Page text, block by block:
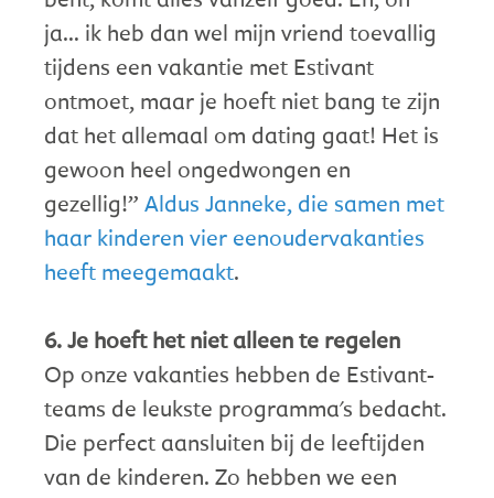
ja… ik heb dan wel mijn vriend toevallig
tijdens een vakantie met Estivant
ontmoet, maar je hoeft niet bang te zijn
dat het allemaal om dating gaat! Het is
gewoon heel ongedwongen en
gezellig!” Aldus Janneke, die samen met
haar kinderen vier eenoudervakanties
heeft meegemaakt.
6. Je hoeft het niet alleen te regelen
Op onze vakanties hebben de Estivant-
teams de leukste programma's bedacht.
Die perfect aansluiten bij de leeftijden
van de kinderen. Zo hebben we een